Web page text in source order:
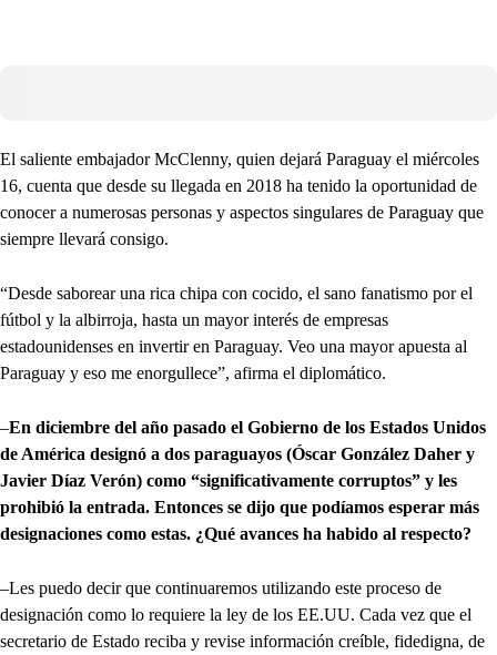
El saliente embajador McClenny, quien dejará Paraguay el miércoles
16, cuenta que desde su llegada en 2018 ha tenido la oportunidad de
conocer a numerosas personas y aspectos singulares de Paraguay que
siempre llevará consigo.
“Desde saborear una rica chipa con cocido, el sano fanatismo por el
fútbol y la albirroja, hasta un mayor interés de empresas
estadounidenses en invertir en Paraguay. Veo una mayor apuesta al
Paraguay y eso me enorgullece”, afirma el diplomático.
–En diciembre del año pasado el Gobierno de los Estados Unidos
de América designó a dos paraguayos (Óscar González Daher y
Javier Díaz Verón) como “significativamente corruptos” y les
prohibió la entrada. Entonces se dijo que podíamos esperar más
designaciones como estas. ¿Qué avances ha habido al respecto?
–Les puedo decir que continuaremos utilizando este proceso de
designación como lo requiere la ley de los EE.UU. Cada vez que el
secretario de Estado reciba y revise información creíble, fidedigna, de